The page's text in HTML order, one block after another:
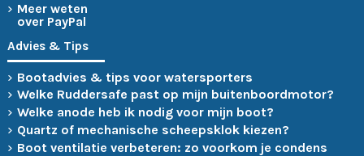
Meer weten
over PayPal
Advies & Tips
Bootadvies & tips voor watersporters
Welke Ruddersafe past op mijn buitenboordmotor?
Welke anode heb ik nodig voor mijn boot?
Quartz of mechanische scheepsklok kiezen?
Boot ventilatie verbeteren: zo voorkom je condens